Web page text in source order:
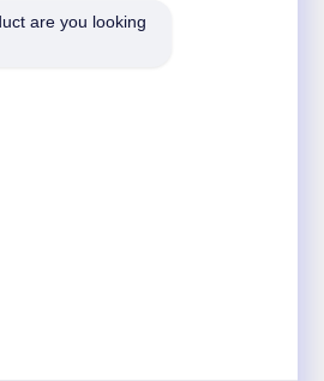
are you looking